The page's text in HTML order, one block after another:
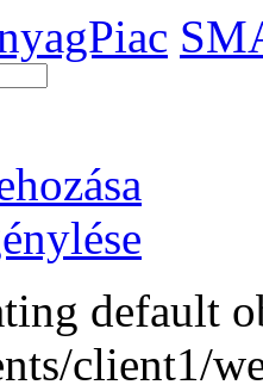
default
client1/